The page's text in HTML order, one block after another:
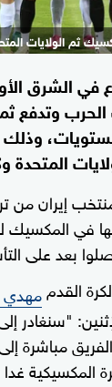
ثم الولايات
في الشرق
الحرب وتدفع
المتحدة
إيران من
بعد على
القدممهدي
"سنغادر
مباشرة
غدا